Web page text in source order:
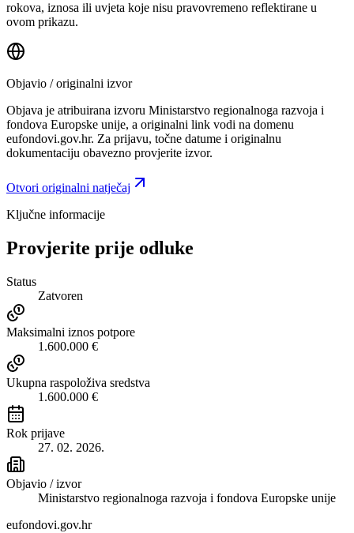
rokova, iznosa ili uvjeta koje nisu pravovremeno reflektirane u
ovom prikazu.
Objavio / originalni izvor
Objava je atribuirana izvoru Ministarstvo regionalnoga razvoja i
fondova Europske unije, a originalni link vodi na domenu
eufondovi.gov.hr. Za prijavu, točne datume i originalnu
dokumentaciju obavezno provjerite izvor.
Otvori originalni natječaj
Ključne informacije
Provjerite prije odluke
Status
Zatvoren
Maksimalni iznos potpore
1.600.000 €
Ukupna raspoloživa sredstva
1.600.000 €
Rok prijave
27. 02. 2026.
Objavio / izvor
Ministarstvo regionalnoga razvoja i fondova Europske unije
eufondovi.gov.hr